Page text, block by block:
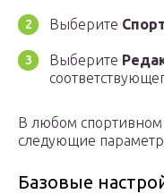
Выберите
Выберите
В любом
следующие
Базовые